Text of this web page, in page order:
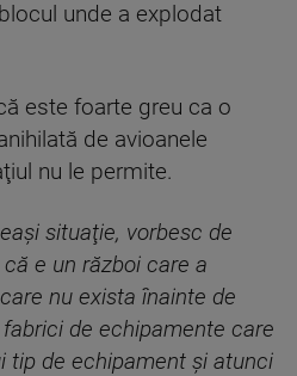
unde a explodat
este foarte greu ca o
de avioanele
nu le permite.
situaţie, vorbesc de
e un război care a
nu exista înainte de
de echipamente care
tip de echipament şi atunci